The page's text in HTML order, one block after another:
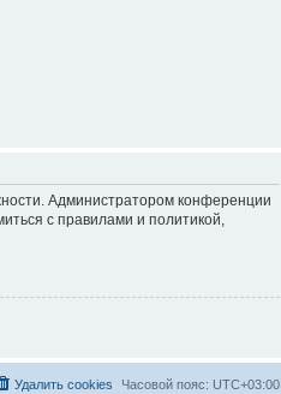
Администратором конференции
с правилами и политикой,
Часовой пояс: UTC+03:00
Удалить cookies